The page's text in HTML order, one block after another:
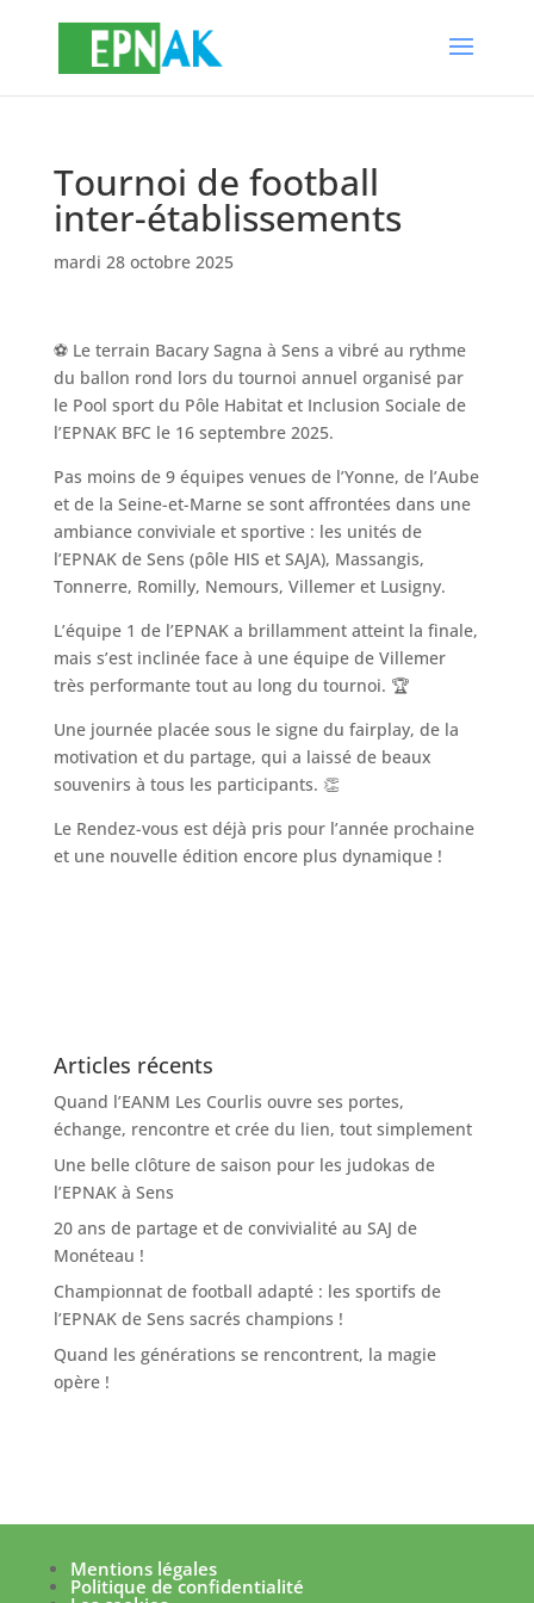
Tournoi de football
inter-établissements
mardi 28 octobre 2025
⚽ Le terrain Bacary Sagna à Sens a vibré au rythme
du ballon rond lors du tournoi annuel organisé par
le Pool sport du Pôle Habitat et Inclusion Sociale de
l’EPNAK BFC le 16 septembre 2025.
Pas moins de 9 équipes venues de l’Yonne, de l’Aube
et de la Seine-et-Marne se sont affrontées dans une
ambiance conviviale et sportive : les unités de
l’EPNAK de Sens (pôle HIS et SAJA), Massangis,
Tonnerre, Romilly, Nemours, Villemer et Lusigny.
L’équipe 1 de l’EPNAK a brillamment atteint la finale,
mais s’est inclinée face à une équipe de Villemer
très performante tout au long du tournoi. 🏆
Une journée placée sous le signe du fairplay, de la
motivation et du partage, qui a laissé de beaux
souvenirs à tous les participants. 👏
Le Rendez-vous est déjà pris pour l’année prochaine
et une nouvelle édition encore plus dynamique !
Articles récents
Quand l’EANM Les Courlis ouvre ses portes,
échange, rencontre et crée du lien, tout simplement
Une belle clôture de saison pour les judokas de
l’EPNAK à Sens
20 ans de partage et de convivialité au SAJ de
Monéteau !
Championnat de football adapté : les sportifs de
l’EPNAK de Sens sacrés champions !
Quand les générations se rencontrent, la magie
opère !
Mentions légales
Politique de confidentialité